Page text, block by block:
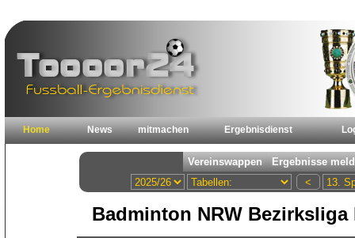
Home News mitmachen Ergebnisdienst
Badminton NRW Bezirksliga